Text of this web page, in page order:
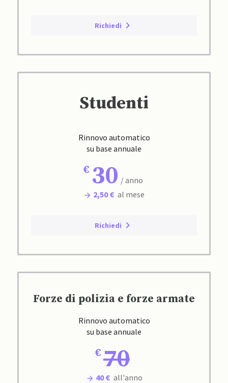
Richiedi
Studenti
Rinnovo automatico
su base annuale
30 / anno
2,50 € al mese
Richiedi
Forze di polizia e forze armate
Rinnovo automatico
su base annuale
70
40 € all'anno